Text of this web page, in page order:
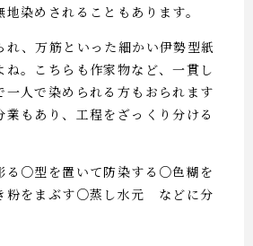
染めされることもあります。
れ、万筋といった細かい伊勢型紙
ね。こちらも作家物など、一貫し
一人で染められる方もおられます
業もあり、工程をざっくり分ける
○型を置いて防染する○色糊を
をまぶす○蒸し水元 などに分